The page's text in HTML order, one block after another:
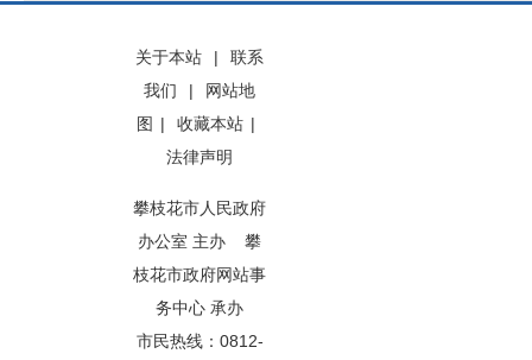
关于本站 |
联系
我们
|
网站地
图 | 收藏本站 |
法律声明
攀枝花市人民政府
办公室 主办 攀
枝花市政府网站事
务中心 承办
市民热线：0812-